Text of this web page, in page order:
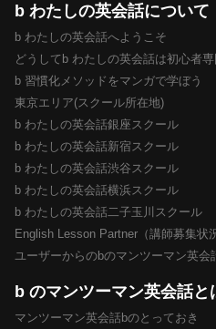
b わたしの英会話について
b わたしの英会話へようこそ
どうしてb わたしの英会話は初心者
b 習慣化メソッドをマンガで学ぼう
東京エリア(スクール所在地)
b わたしの英会話銀座スクール
b わたしの英会話新宿スクール
b わたしの英会話渋谷スクール
b わたしの英会話横浜スクール
b わたしの英会話二子玉川スクール
English Lesson Partner（講師募集状
ユーザーからのbのマンツーマン英会
b のマンツーマン英会話と
マンツーマン英会話bのとっておき